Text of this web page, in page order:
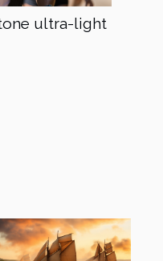
ultra-light